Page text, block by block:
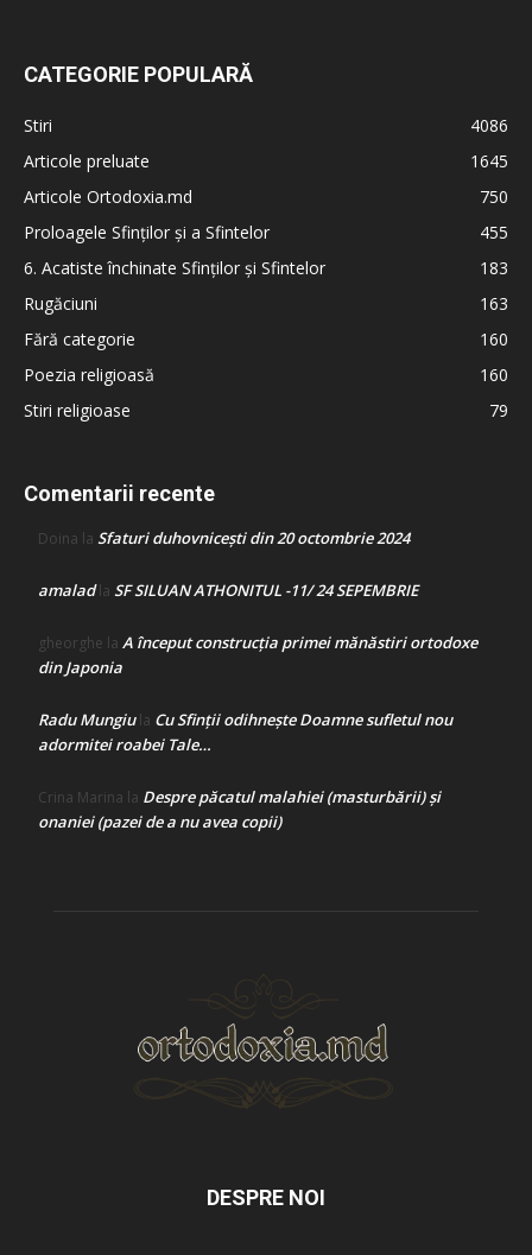
CATEGORIE POPULARĂ
Stiri
4086
Articole preluate
1645
Articole Ortodoxia.md
750
Proloagele Sfinților și a Sfintelor
455
6. Acatiste închinate Sfinților și Sfintelor
183
Rugăciuni
163
Fără categorie
160
Poezia religioasă
160
Stiri religioase
79
Comentarii recente
Doina la Sfaturi duhovnicești din 20 octombrie 2024
amaladla SF SILUAN ATHONITUL -11/ 24 SEPEMBRIE
gheorghe la A început construcţia primei mănăstiri ortodoxe
din Japonia
Radu Mungiula Cu Sfinții odihnește Doamne sufletul nou
adormitei roabei Tale…
Crina Marina la Despre păcatul malahiei (masturbării) şi
onaniei (pazei de a nu avea copii)
DESPRE NOI